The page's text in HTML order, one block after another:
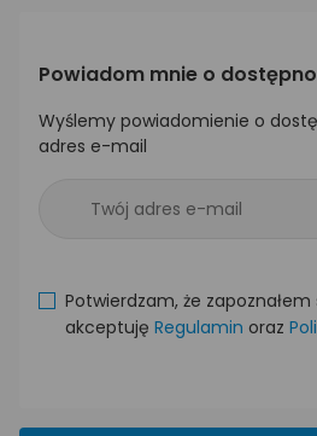
Powiadom mnie o
Wyślemy powiadomienie o
adres e-mail
Potwierdzam, że
akceptuję Regulamin oraz